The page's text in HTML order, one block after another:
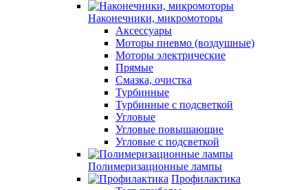
Наконечники, микромоторы
Аксессуары
Моторы пневмо (воздушные)
Моторы электрические
Прямые
Смазка, очистка
Турбинные
Турбинные с подсветкой
Угловые
Угловые повышающие
Угловые с подсветкой
Полимеризационные лампы
Профилактика